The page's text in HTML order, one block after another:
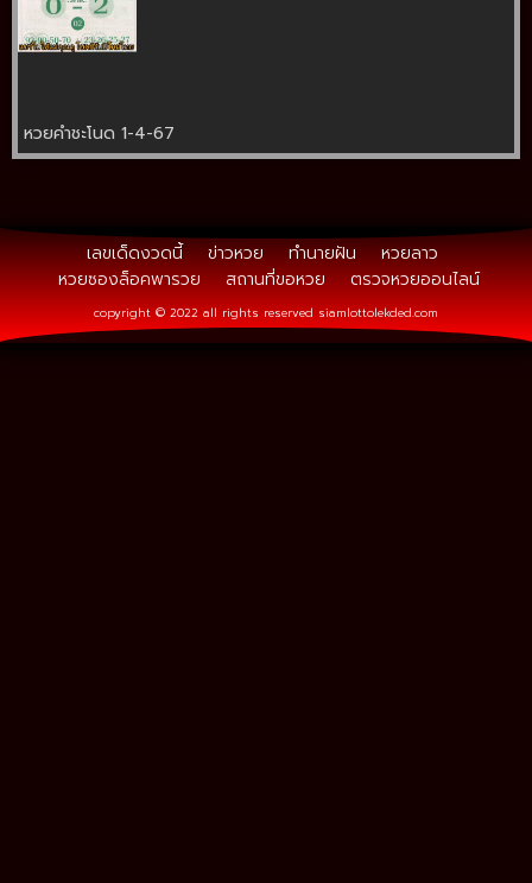
หวยคำชะโนด 1-4-67
เลขเด็ดงวดนี้ ข่าวหวย ทำนายฝัน
หวยลาว
หวยซองล็อคพารวย
สถานที่ขอหวย ตรวจหวยออนไลน์
copyright © 2022 all rights reserved siamlottolekded.com